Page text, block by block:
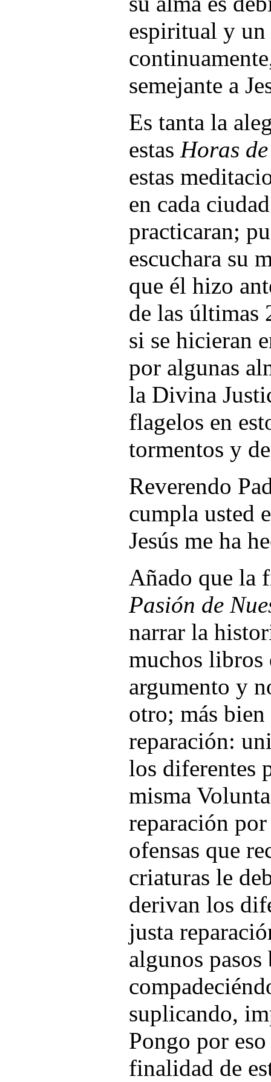
espiritual y un
semejante a
Es tanta la
estas Horas
estas
en cada
practicaran;
escuchara su
que él hizo
de las últimas
si se hicieran
por algunas
la Divina
flagelos en
tormentos y
Reverendo
cumpla usted
Jesús me ha
Añado que la
Pasión de
narrar la
muchos libros
argumento y
otro; más
reparación:
los diferentes
misma
reparación
ofensas que
criaturas le
derivan los
justa
algunos
suplicando,
Pongo por
finalidad de